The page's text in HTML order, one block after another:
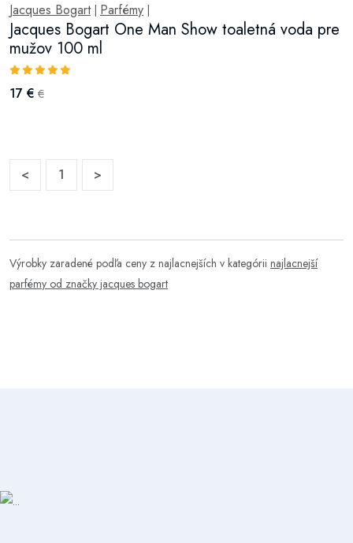
Jacques Bogart| Parfémy
Jacques Bogart One Man Show toaletná voda pre
mužov 100 ml
17 € €
< 1 >
Výrobky zaradené podľa ceny z najlacnejších v kategórii najlacnejší
parfémy od značky jacques bogart